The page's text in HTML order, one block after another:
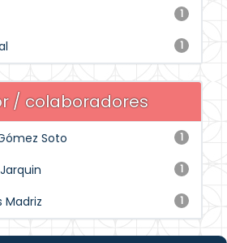
1
1
/ colaboradores
1
Soto
1
1
Madriz